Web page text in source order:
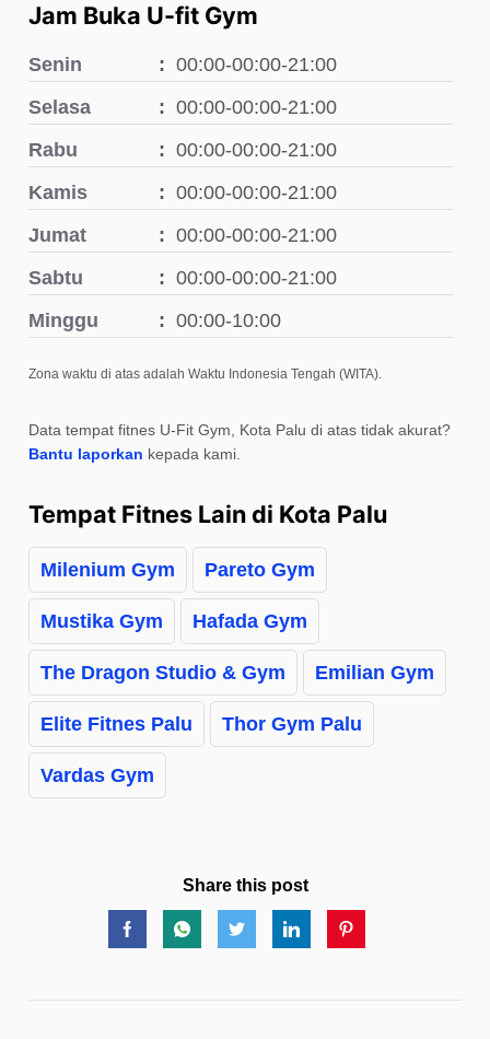
Jam Buka U-fit Gym
Senin
00:00-00:00-21:00
Selasa
00:00-00:00-21:00
Rabu
00:00-00:00-21:00
Kamis
00:00-00:00-21:00
Jumat
00:00-00:00-21:00
Sabtu
00:00-00:00-21:00
Minggu
00:00-10:00
Zona waktu di atas adalah Waktu Indonesia Tengah (WITA).
Data tempat fitnes U-Fit Gym, Kota Palu di atas tidak akurat?
Bantu laporkan kepada kami.
Tempat Fitnes Lain di Kota Palu
Milenium Gym Pareto Gym
Mustika Gym Hafada Gym
The Dragon Studio & Gym Emilian Gym
Elite Fitnes Palu Thor Gym Palu
Vardas Gym
Share this post